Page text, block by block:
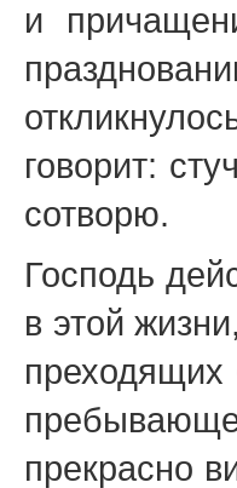
и
говорит:
сотворю.
Господь
в этой
преходящих
прекрасно